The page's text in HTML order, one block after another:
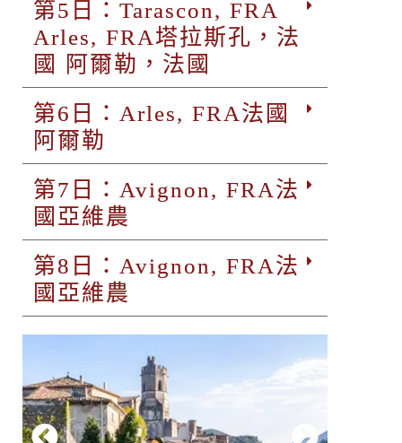
第5日：Tarascon, FRA
Arles, FRA塔拉斯孔，法
國 阿爾勒，法國
第6日：Arles, FRA法國
阿爾勒
第7日：Avignon, FRA法
國亞維農
第8日：Avignon, FRA法
國亞維農